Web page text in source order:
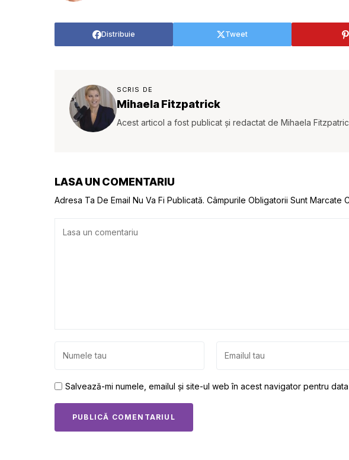
Distribuie Tweet
SCRIS DE
Mihaela Fitzpatrick
Acest articol a fost publicat și redactat de Mihaela
LASA UN COMENTARIU
Adresa Ta De Email Nu Va Fi Publicată. Câmpurile Obligatorii Sunt Marcate
Salvează-mi numele, emailul și site-ul web în acest navigator pentru